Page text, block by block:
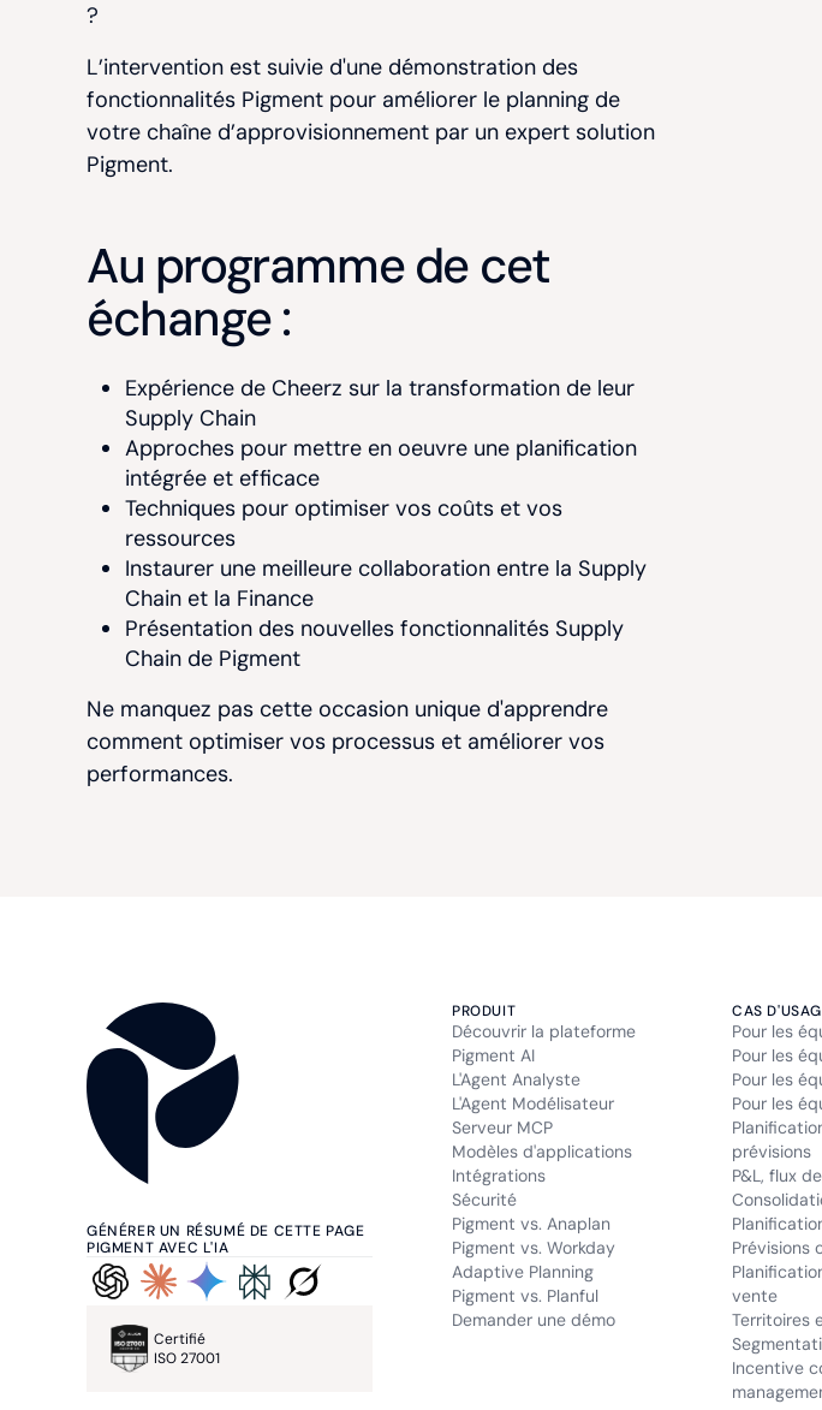
?
L’intervention est suivie d'une démonstration des
fonctionnalités Pigment pour améliorer le planning de
votre chaîne d’approvisionnement par un expert solution
Pigment.
Au programme de cet
échange :
Expérience de Cheerz sur la transformation de leur
Supply Chain
Approches pour mettre en oeuvre une planification
intégrée et efficace
Techniques pour optimiser vos coûts et vos
ressources
Instaurer une meilleure collaboration entre la Supply
Chain et la Finance
Présentation des nouvelles fonctionnalités Supply
Chain de Pigment
Ne manquez pas cette occasion unique d'apprendre
comment optimiser vos processus et améliorer vos
performances.
GÉNÉRER UN RÉSUMÉ DE CETTE PAGE
PIGMENT AVEC L'IA
Certifié
ISO 27001
PRODUIT
Découvrir la plateforme
Pigment AI
L'Agent Analyste
L'Agent Modélisateur
Serveur MCP
Modèles d'applications
Intégrations
Sécurité
Pigment vs. Anaplan
Pigment vs. Workday
Adaptive Planning
Pigment vs. Planful
Demander une démo
CAS
Pour les
Pour les
Pour les
Pour les
prévisions
P&L, flux
Prévisions
vente
Territoires
Incentive